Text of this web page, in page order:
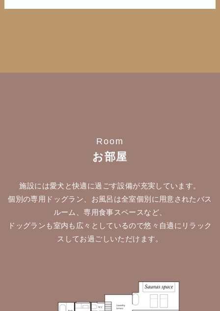
Room
お部屋
施設には愛犬と快適に過ごす設備が充実しています。
個別の専用ドッグラン、お風呂は全室個別に用意されたバス
ルーム、専用食事スペースなど、
ドッグランも室内も広々としているので悠々自適にリラック
スしてお過ごしいただけます。